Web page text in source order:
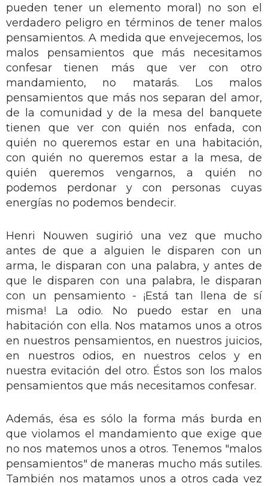
pueden tener un elemento moral) no son el
verdadero peligro en términos de tener malos
pensamientos. A medida que envejecemos, los
malos pensamientos que más necesitamos
confesar tienen más que ver con otro
mandamiento, no matarás. Los malos
pensamientos que más nos separan del amor,
de la comunidad y de la mesa del banquete
tienen que ver con quién nos enfada, con
quién no queremos estar en una habitación,
con quién no queremos estar a la mesa, de
quién queremos vengarnos, a quién no
podemos perdonar y con personas cuyas
energías no podemos bendecir.
Henri Nouwen sugirió una vez que mucho
antes de que a alguien le disparen con un
arma, le disparan con una palabra, y antes de
que le disparen con una palabra, le disparan
con un pensamiento - ¡Está tan llena de sí
misma! La odio. No puedo estar en una
habitación con ella. Nos matamos unos a otros
en nuestros pensamientos, en nuestros juicios,
en nuestros odios, en nuestros celos y en
nuestra evitación del otro. Éstos son los malos
pensamientos que más necesitamos confesar.
Además, ésa es sólo la forma más burda en
que violamos el mandamiento que exige que
no nos matemos unos a otros. Tenemos "malos
pensamientos" de maneras mucho más sutiles.
También nos matamos unos a otros cada vez